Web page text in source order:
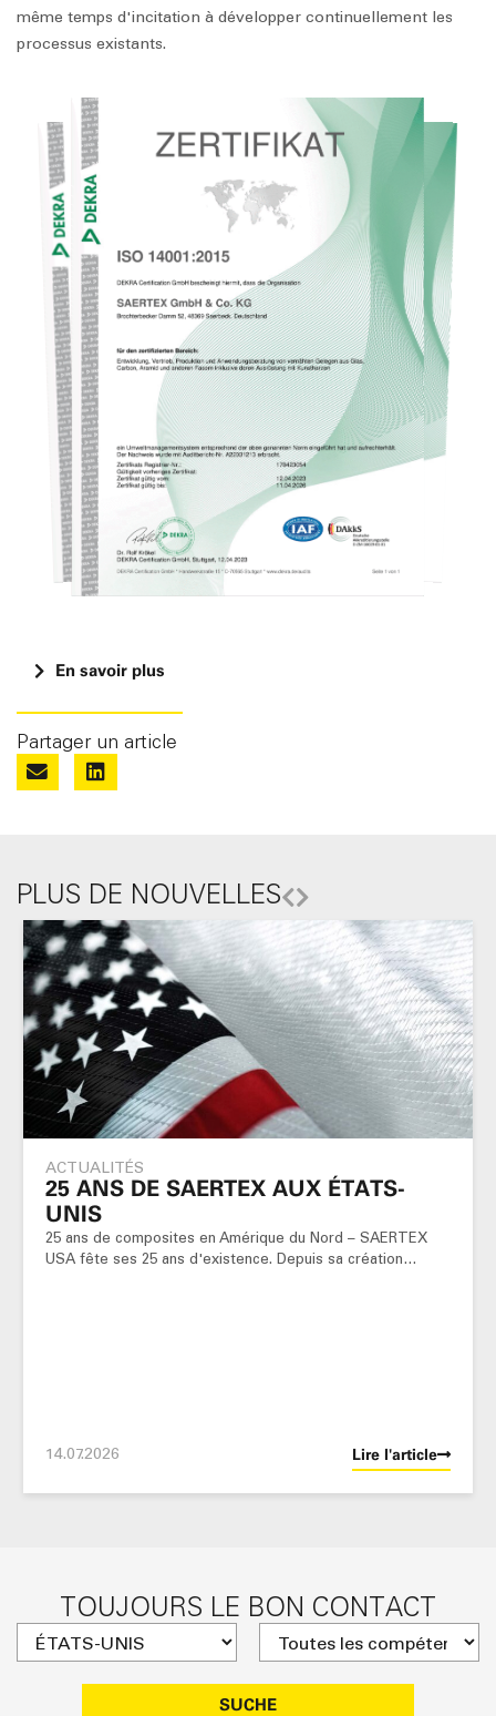
même temps d'incitation à développer continuellement les
processus existants.
En savoir plus
Partager un article
PLUS DE NOUVELLES
ACTUALITÉS
25 ANS DE SAERTEX AUX ÉTATS-
UNIS
25 ans de composites en Amérique du Nord – SAERTEX
USA fête ses 25 ans d'existence. Depuis sa création…
14.07.2026 Lire l'article
TOUJOURS LE BON CONTACT
SUCHE